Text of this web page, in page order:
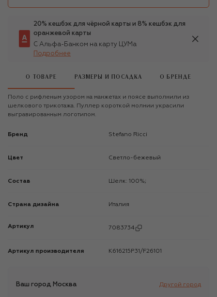
20% кешбэк для чёрной карты и 8% кешбэк для
оранжевой карты
С Альфа-Банком на карту ЦУМа
Подробнее
О ТОВАРЕ РАЗМЕРЫ И ПОСАДКА О БРЕНДЕ
Поло с рифленым узором на манжетах и поясе выполнили из
шелкового трикотажа. Пуллер короткой молнии украсили
выгравированным логотипом.
Бренд Stefano Ricci
Цвет Светло-бежевый
Состав Шелк: 100%;
Страна дизайна Италия
Артикул 7083734
Артикул производителя K616215P31/F26101
Ваш город Москва Другой город